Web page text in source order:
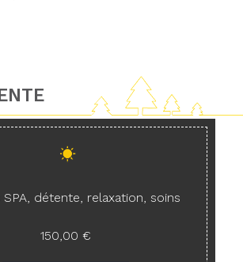
détente, relaxation, soins
150,00 €